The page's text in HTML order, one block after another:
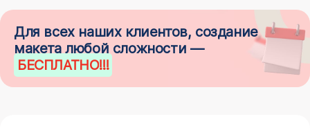
Для всех наших клиентов, создание
макета любой сложности —
БЕСПЛАТНО!!!